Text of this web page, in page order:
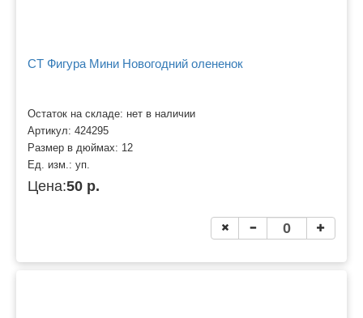
CT Фигура Мини Новогодний олененок
Остаток на складе: нет в наличии
Артикул: 424295
Размер в дюймах: 12
Ед. изм.: уп.
Цена:50 р.